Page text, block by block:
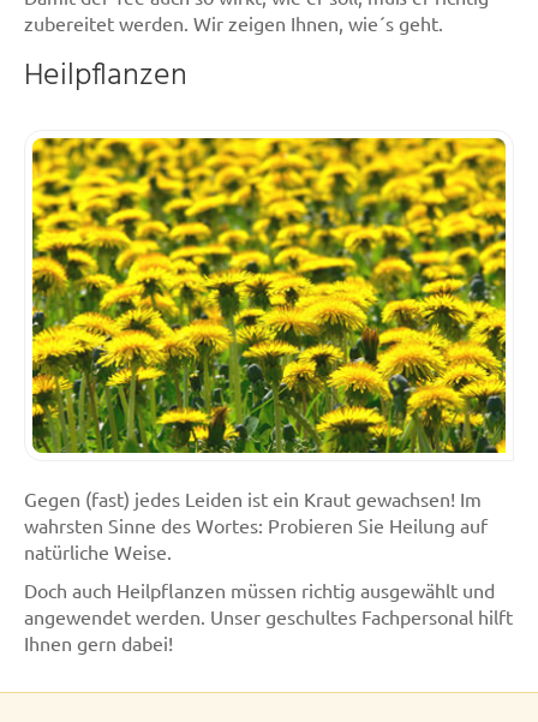
zubereitet werden. Wir zeigen Ihnen, wie´s geht.
Heilpflanzen
Gegen (fast) jedes Leiden ist ein Kraut gewachsen! Im
wahrsten Sinne des Wortes: Probieren Sie Heilung auf
natürliche Weise.
Doch auch Heilpflanzen müssen richtig ausgewählt und
angewendet werden. Unser geschultes Fachpersonal hilft
Ihnen gern dabei!